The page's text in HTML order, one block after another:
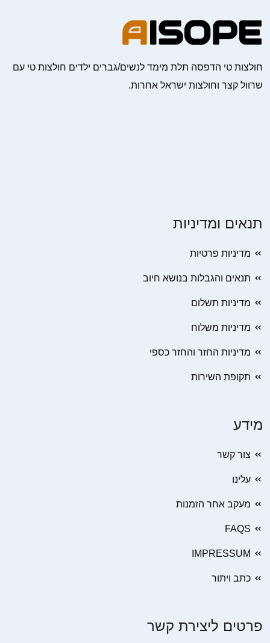
חולצות טי הדפסה תלת מימד לנשים/גברים ילדים חולצות טי עם
שרוול קצר וחולצות ישראל אחרות.
תנאים ומדיניות
מדיניות פרטיות
תנאים והגבלות בנושא חיוב
מדיניות תשלום
מדיניות משלוח
מדיניות החזר והחזר כספי
תקופת השירות
מידע
צור קשר
עלינו
מעקב אחר הזמנות
FAQS
IMPRESSUM
כתב ויתור
פרטים ליצירת קשר